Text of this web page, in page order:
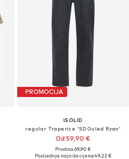
PROMOCIJA
!SOLID
regular Traperice 'SDGuled Ryan'
Od 59,90 €
Prvotno: 69,90 €
Posljednja najniža cijena:49,22 €